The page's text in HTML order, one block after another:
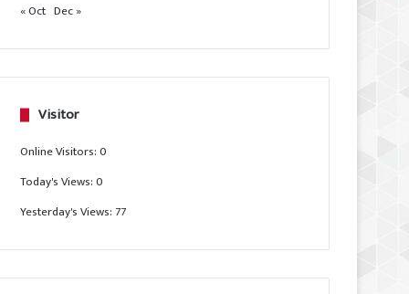
« Oct Dec »
Visitor
Online Visitors:0
Today's Views:0
Yesterday's Views: 77